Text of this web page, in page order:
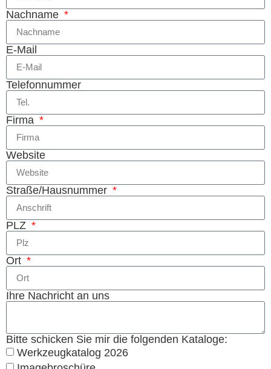
Nachname
E-Mail
Telefonnummer
Firma
Website
Straße/Hausnummer
PLZ
Ort
Ihre Nachricht an uns
Bitte schicken Sie mir die folgenden Kataloge:
Werkzeugkatalog 2026